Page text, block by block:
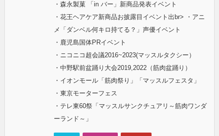
・森永製菓 「in バー」新商品発表イベント
・花王ヘアケア新商品お披露目イベント出br> ・アニ
メ「ダンベル何キロ持てる？」声優イベント
・鹿児島国体PRイベント
・ニコニコ超会議2016~2023(マッスルタクシー）
・中野駅前盆踊り大会2019,2022（筋肉盆踊り）
・イオンモール「筋肉祭り」「マッスルフェスタ」
・東京モーターフェス
・テレ東60祭「マッスルサンクチュアリ～筋肉ワンダ
ーランド～」